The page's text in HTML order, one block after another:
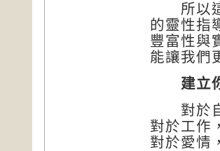
所以這
的靈性指
豐富性與
能讓我們
建立
對於自
對於工作
對於愛情